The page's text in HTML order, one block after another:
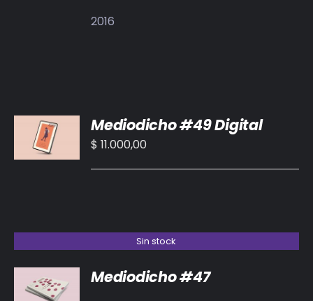
2016
AL
CARRITO
/
Mediodicho #49 Digital
$ 11.000,00
Sin stock
DETALLES
Mediodicho #47